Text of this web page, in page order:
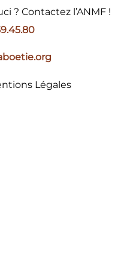
? Contactez l’ANMF !
Légales